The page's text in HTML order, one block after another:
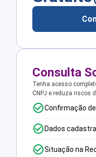
Consulta
Tenha acesso
CNPJ e reduza riscos
Confirmação
Dados
Situação na